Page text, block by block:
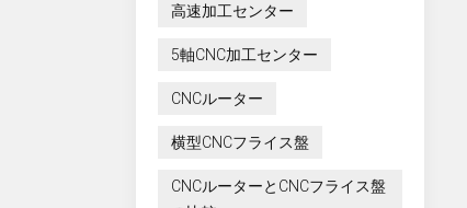
高速加工センター
5軸CNC加工センター
CNCルーター
横型CNCフライス盤
CNCルーターとCNCフライス盤